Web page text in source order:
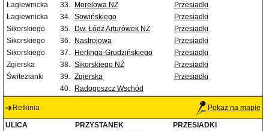
Łagiewnicka
33. Morelowa NŻ
Przesiadki
Łagiewnicka
34. Sowińskiego
Przesiadki
Sikorskiego
35. Dw. Łódź Arturówek NŻ
Przesiadki
Sikorskiego
36. Nastrojowa
Przesiadki
Sikorskiego
37. Herlinga-Grudzińskiego
Przesiadki
Zgierska
38. Sikorskiego NŻ
Przesiadki
Świtezianki
39. Zgierska
Przesiadki
40.
Radogoszcz Wschód
Retkinia Pokaż na mapie
ULICA PRZYSTANEK
PRZESIADKI